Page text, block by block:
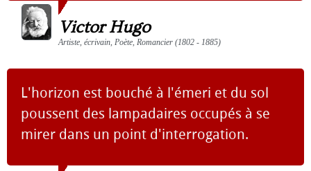
Victor Hugo
Artiste, écrivain, Poète, Romancier (1802 - 1885)
L'horizon est bouché à l'émeri et du sol
poussent des lampadaires occupés à se
mirer dans un point d'interrogation.